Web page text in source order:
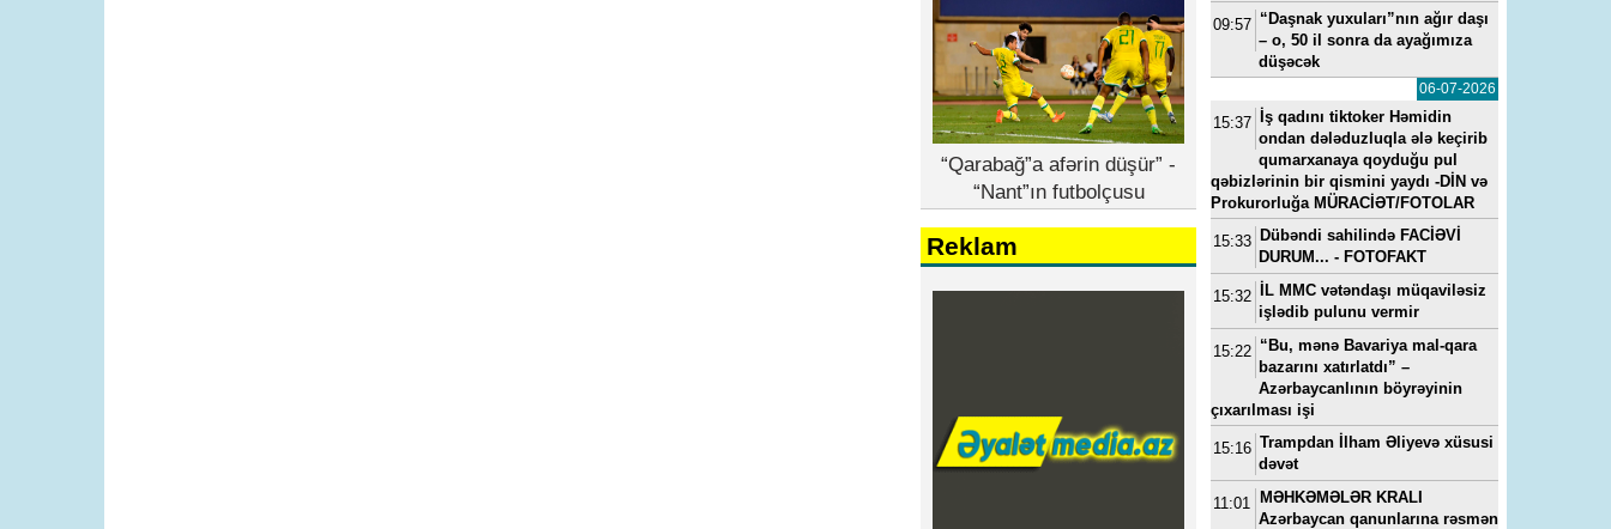
“Qarabağ”a afərin düşür” -
“Nant”ın futbolçusu
Reklam
09:57 “Daşnak yuxuları”nın ağır daşı
– o, 50 il sonra da ayağımıza
düşəcək
06-07-2026
15:37
İş qadını tiktoker Həmidin
ondan dələduzluqla ələ keçirib
qumarxanaya qoyduğu pul
qəbizlərinin bir qismini yaydı -DİN və
Prokurorluğa MÜRACİƏT/FOTOLAR
15:33 Dübəndi sahilində FACİƏVİ
DURUM... - FOTOFAKT
15:32
İL MMC vətəndaşı müqaviləsiz
işlədib pulunu vermir
15:22 “Bu, mənə Bavariya mal-qara
bazarını xatırlatdı” –
Azərbaycanlının böyrəyinin
çıxarılması işi
15:16 Trampdan İlham Əliyevə xüsusi
dəvət
11:01
MƏHKƏMƏLƏR KRALI
Azərbaycan qanunlarına rəsmən